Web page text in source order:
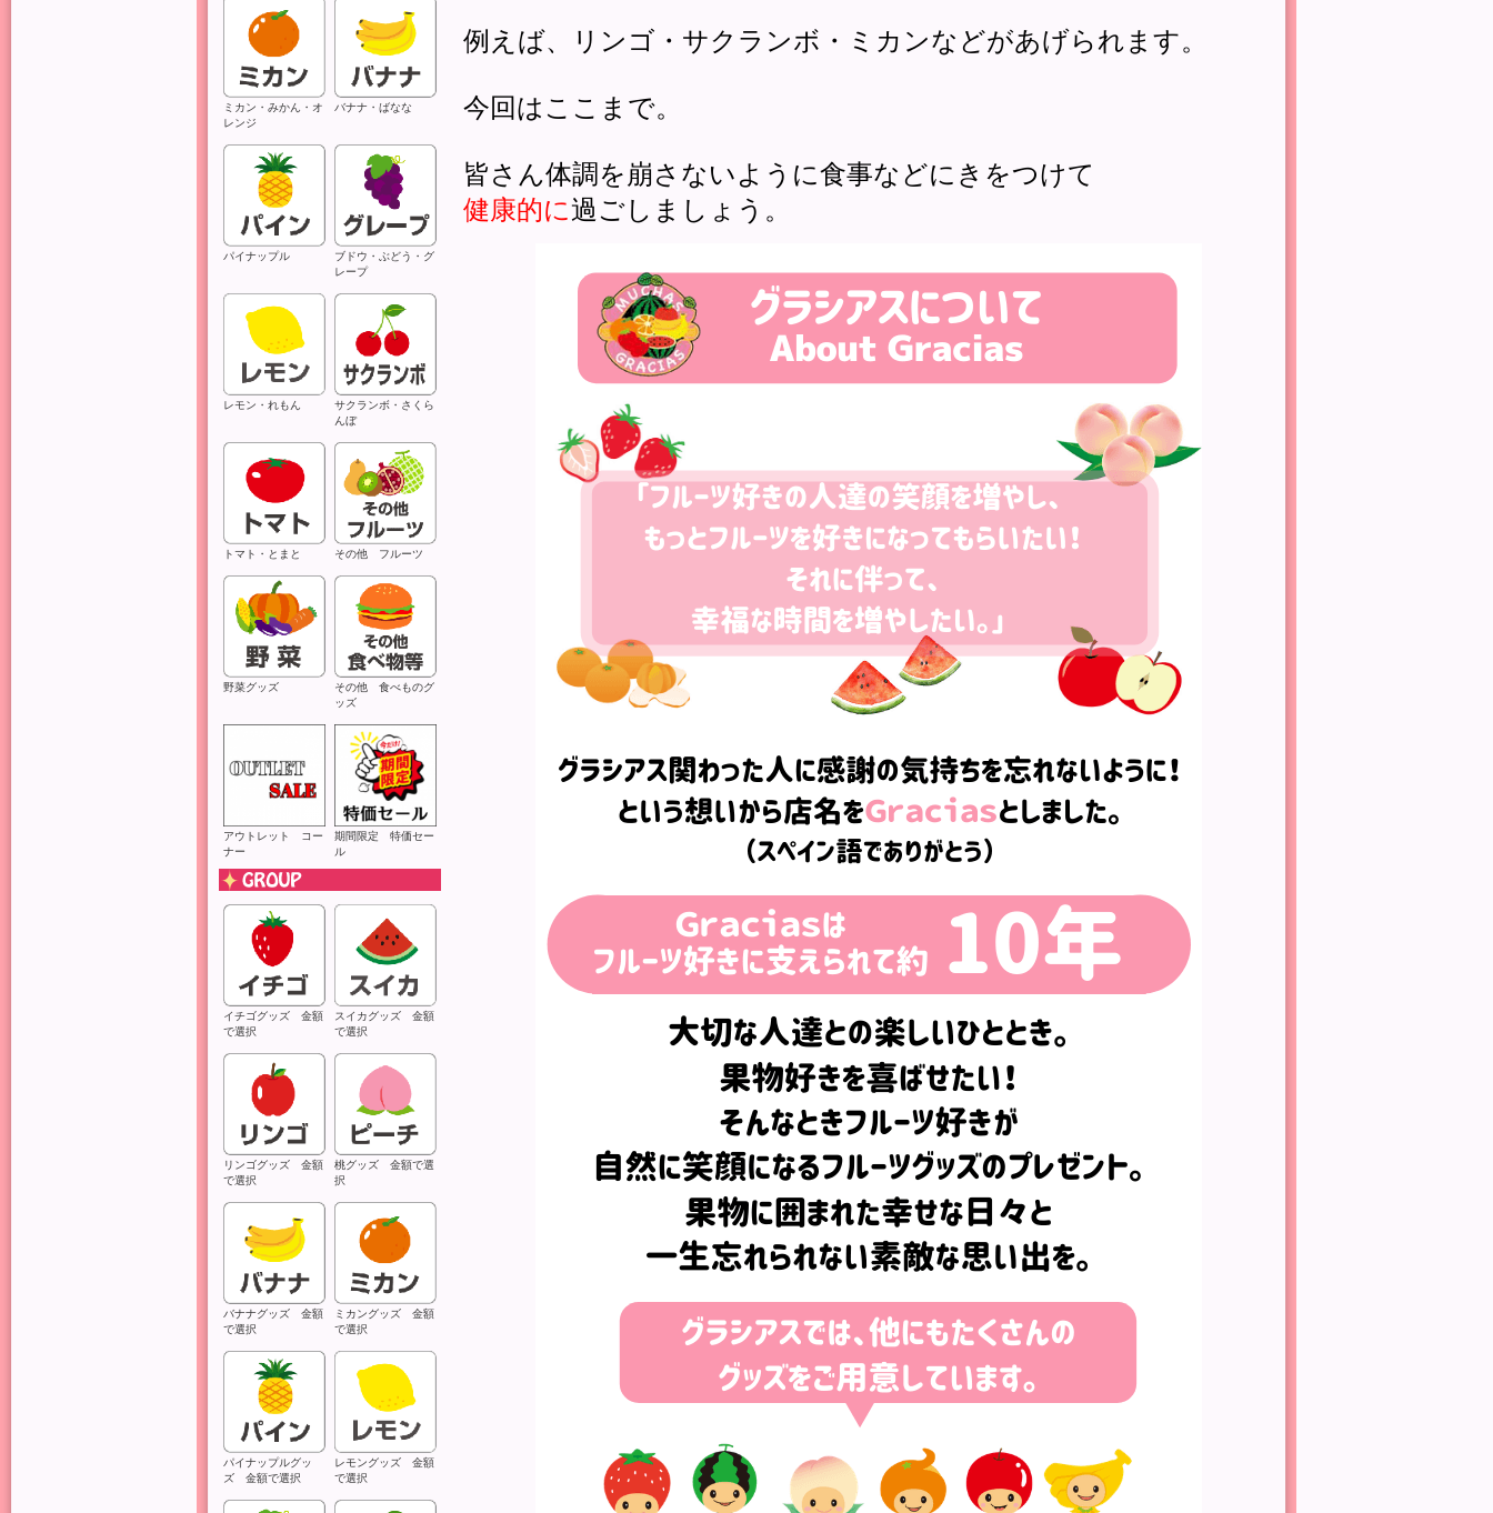
ミカン・みかん・オ
レンジ
バナナ・ばなな
パイナップル
ブドウ・ぶどう・グ
レープ
レモン・れもん
サクランボ・さくら
んぼ
トマト・とまと その他 フルーツ
野菜グッズ
その他 食べものグ
ッズ
アウトレット コー
ナー
期間限定 特価セー
ル
イチゴグッズ 金額
で選択
スイカグッズ 金額
で選択
リンゴグッズ 金額
で選択
桃グッズ 金額で選
択
バナナグッズ 金額
で選択
ミカングッズ 金額
で選択
パイナップルグッ
ズ 金額で選択
レモングッズ 金額
で選択
例えば、リンゴ・サクランボ・ミカンなどがあげられます。
今回はここまで。
皆さん体調を崩さないように食事などにきをつけて
健康的に過ごしましょう。